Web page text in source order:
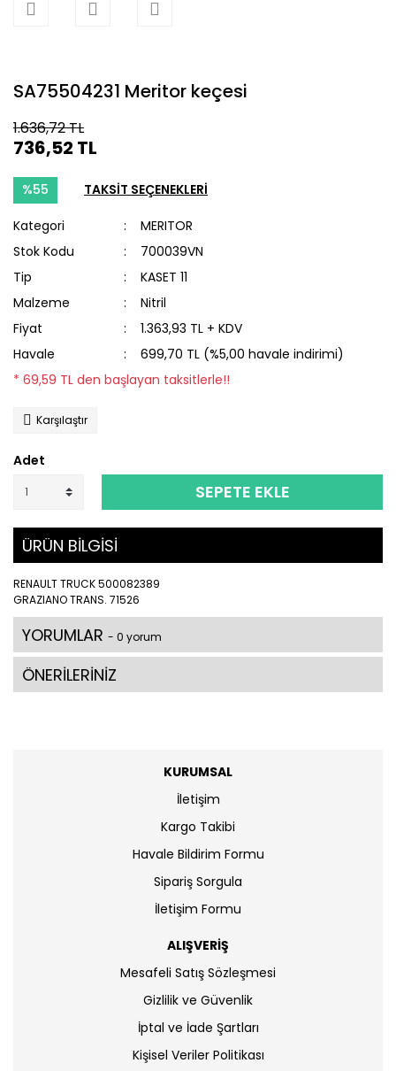
SA75504231 Meritor keçesi
1.636,72 TL
736,52 TL
%55 TAKSİT SEÇENEKLERİ
Kategori
MERITOR
Stok Kodu
700039VN
Tip
KASET 11
Malzeme
Nitril
Fiyat
1.363,93 TL + KDV
Havale
699,70 TL (%5,00 havale indirimi)
* 69,59 TL den başlayan taksitlerle!!
Karşılaştır
Adet
SEPETE EKLE
ÜRÜN BİLGİSİ
RENAULT TRUCK 500082389
GRAZIANO TRANS. 71526
YORUMLAR - 0 yorum
ÖNERİLERİNİZ
KURUMSAL
İletişim
Kargo Takibi
Havale Bildirim Formu
Sipariş Sorgula
İletişim Formu
ALIŞVERİŞ
Mesafeli Satış Sözleşmesi
Gizlilik ve Güvenlik
İptal ve İade Şartları
Kişisel Veriler Politikası